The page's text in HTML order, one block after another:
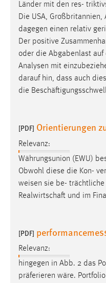
Länder mit den res-
Die USA, Großbritannien,
dagegen einen relativ
Der positive
oder die Abgabenlast
Analysen mit
darauf hin, dass auch
die
[PDF] Orientierungen
Relevanz:
Währungsunion (EWU)
Obwohl diese die Kon-
weisen sie be-
Realwirtschaft und im
[PDF]
Relevanz:
hingegen in Abb. 2 das
präferieren wäre.